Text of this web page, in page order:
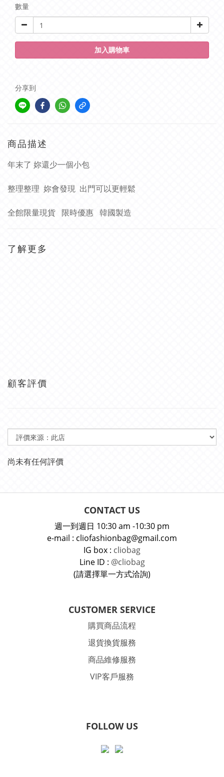
數量
加入購物車
分享到
商品描述
年末了 妳還少一個小包
整理整理 妳會發現 出門可以更輕鬆
全館限量現貨 限時優惠 韓國製造
了解更多
顧客評價
尚未有任何評價
CONTACT US
週一到週日 10:30 am -10:30 pm
e-mail : cliofashionbag@gmail.com
IG box : cliobag
Line ID : @cliobag
(請選擇單一方式洽詢)
CUSTOMER SERVICE
購買商品流程
退貨換貨服務
商品維修服務
VIP客戶服務
FOLLOW US